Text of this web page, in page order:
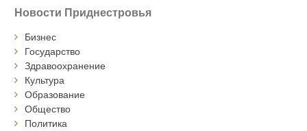
Новости Приднестровья
Бизнес
Государство
Здравоохранение
Культура
Образование
Общество
Политика